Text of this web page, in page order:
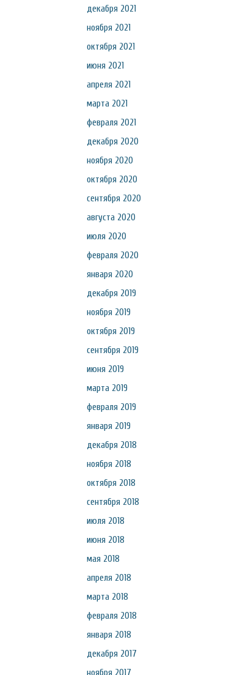
декабря 2021
ноября 2021
октября 2021
июня 2021
апреля 2021
марта 2021
февраля 2021
декабря 2020
ноября 2020
октября 2020
сентября 2020
августа 2020
июля 2020
февраля 2020
января 2020
декабря 2019
ноября 2019
октября 2019
сентября 2019
июня 2019
марта 2019
февраля 2019
января 2019
декабря 2018
ноября 2018
октября 2018
сентября 2018
июля 2018
июня 2018
мая 2018
апреля 2018
марта 2018
февраля 2018
января 2018
декабря 2017
ноября 2017